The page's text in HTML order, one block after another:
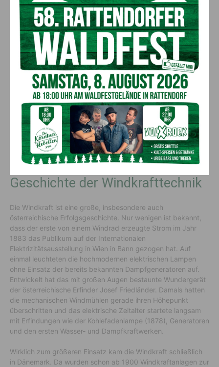
dass sich die Windkraft in Österreich durchsetzen könnte.
Mittlerweile ist die vom Wind bereitgestellte Energie in
Österreich für die sichere heimische Energieversorgung
unerlässlich und zugleich ein regional bedeutender
Wirtschaftsfaktor. Rund 1.500 Windräder können heute in
Österreich den Verbrauch von weit über 2,5 Millionen
Haushalten abdecken. Das sind mehr als die Hälfte aller
Haushalte. Anstatt Milliarden Euro für Erdöl und Erdgas
bezahlen zu müssen, schafft die regionale Energieerzeugung
Arbeitsplätze und Energieunabhängigkeit. In Österreich hat
sich zudem eine hochinnovative Windkraftindustrie entwickelt,
deren Produkte wie Generatoren, Kunststoffe für Rotorblätter,
langlebige Lager oder elektronische Steuerungen weltweit
gefragt sind.
Geschichte der Windkrafttechnik
Die Windkraft ist eine große, insbesondere auch
österreichische Erfolgsgeschichte. Nur wenigen ist bekannt,
dass der erste von einem Windrad erzeugte Strom im Jahr
1883 das Publikum auf der Internationalen
Elektrizitätsausstellung in Wien in Bann gezogen hat. Auf
einmal leuchteten die hochmodernen elektrischen Lampen
ohne Einsatz der bereits bekannten Dampfgeneratoren auf.
Entwickelt hat das mit großen Augen bestaunte Wundergerät
der österreichische Erfinder Josef Friedländer. Damals hatten
die mechanischen Windmühlen gerade ihren Höhepunkt
überschritten und das elektrische Zeitalter startete langsam
mit Erfindungen wie der Kohlefadenlampe (1878), Generatoren
und den ersten Wasser- und Dampfkraftwerken.
Wirklich zum größeren Einsatz kam die Windkraft schließlich
in Dänemark. Da wurden schon ab 1900 Windkraftanlagen zur